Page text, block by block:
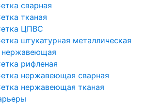
сварная
тканая
ЦПВС
штукатурная металлическая
нержавеющая
рифленая
нержавеющая сварная
нержавеющая тканая